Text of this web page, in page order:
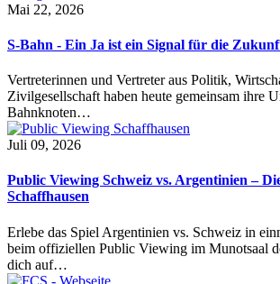
Mai 22, 2026
S-Bahn - Ein Ja ist ein Signal für die
Vertreterinnen und Vertreter aus Politik,
Zivilgesellschaft haben heute gemeinsam ihre
Bahnknoten…
Juli 09, 2026
Public Viewing Schweiz vs. Argentinien –
Schaffhausen
Erlebe das Spiel Argentinien vs. Schweiz in
beim offiziellen Public Viewing im Munotsaal
dich auf…